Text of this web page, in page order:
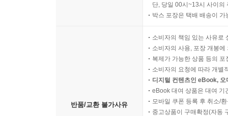
단, 당일 00시~13시 사이의
박스 포장은 택배 배송이
반품/교환 불가사유
소비자의 책임 있는 사유로
소비자의 사용, 포장 개봉
복제가 가능한 상품 등의
소비자의 요청에 따라 개별
디지털 컨텐츠인 eBook,
eBook 대여 상품은 대여 기
모바일 쿠폰 등록 후 취소/
중고상품이 구매확정(자동